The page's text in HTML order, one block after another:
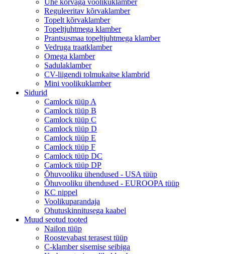
Reguleeritav kõrvaklamber
Topelt kõrvaklamber
Topeltjuhtmega klamber
Prantsusmaa topeltjuhtmega klamber
Vedruga traatklamber
Omega klamber
Sadulaklamber
CV-liigendi tolmukaitse klambrid
Mini voolikuklamber
Sidurid
Camlock tüüp A
Camlock tüüp B
Camlock tüüp C
Camlock tüüp D
Camlock tüüp E
Camlock tüüp F
Camlock tüüp DC
Camlock tüüp DP
Õhuvooliku ühendused - USA tüüp
Õhuvooliku ühendused - EUROOPA tüüp
KC nippel
Voolikuparandaja
Ohutuskinnitusega kaabel
Muud seotud tooted
Nailon tüüp
Roostevabast terasest tüüp
C-klamber sisemise seibiga